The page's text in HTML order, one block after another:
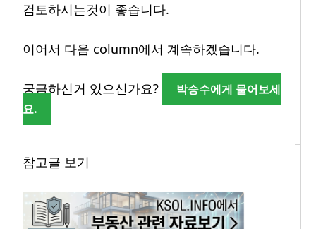
검토하시는것이 좋습니다.
이어서 다음 column에서 계속하겠습니다.
궁금하신거 있으신가요?
박승수에게 물어보세
요.
참고글 보기